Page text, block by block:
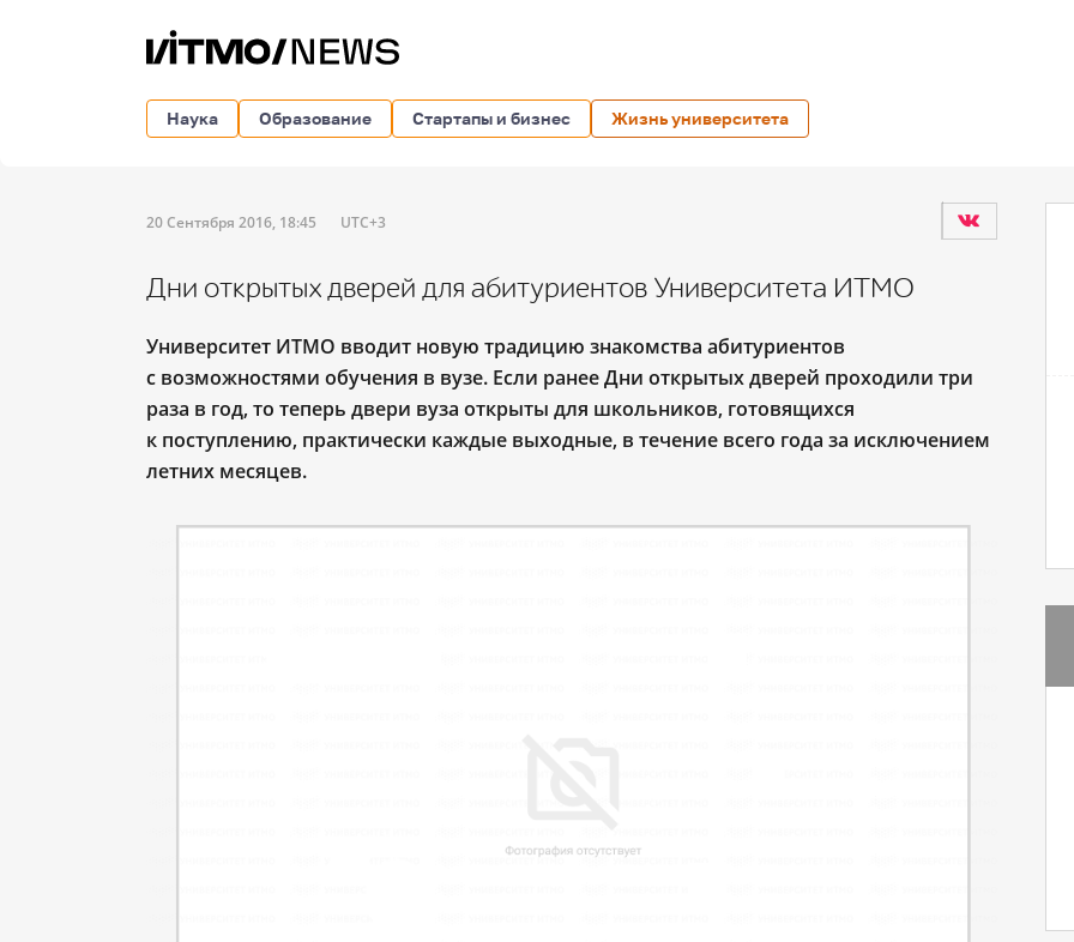
Наука Образование Стартапы и бизнес Жизнь университета
20 Сентября 2016, 18:45 UTC+3
Дни открытых дверей для абитуриентов Университета ИТМО
Университет ИТМО вводит новую традицию знакомства абитуриентов
с возможностями обучения в вузе. Если ранее Дни открытых дверей проходили три
раза в год, то теперь двери вуза открыты для школьников, готовящихся
к поступлению, практически каждые выходные, в течение всего года за исключением
летних месяцев.